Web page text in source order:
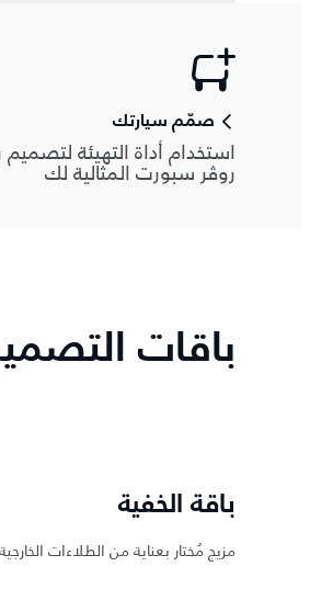
صمّم سيارتك
استخدام أداة التهيئة لتصميم
روڤر سبورت المثالية لك
باقات
باقة الخفية
مزيج مُختار بعناية من الطلاءات